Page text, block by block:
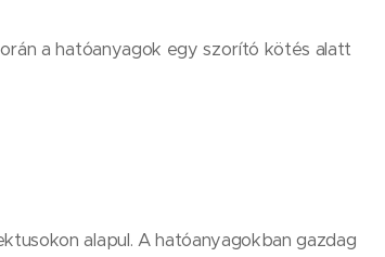
a hatóanyagok egy szorító kötés alatt
alapul. A hatóanyagokban gazdag